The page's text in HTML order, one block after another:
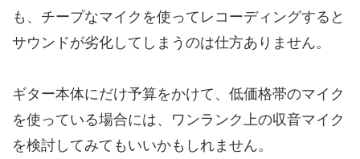
も、チープなマイクを使ってレコーディングすると
サウンドが劣化してしまうのは仕方ありません。
ギター本体にだけ予算をかけて、低価格帯のマイク
を使っている場合には、ワンランク上の収音マイク
を検討してみてもいいかもしれません。